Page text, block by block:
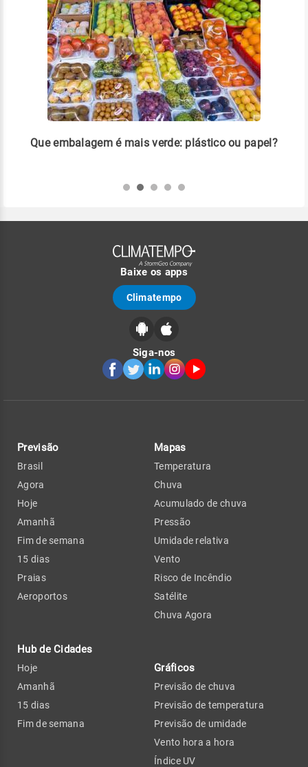
Que embalagem é mais verde: plástico ou papel?
Baixe os apps
Climatempo
Siga-nos
Previsão
Brasil
Agora
Hoje
Amanhã
Fim de semana
15 dias
Praias
Aeroportos
Hub de Cidades
Hoje
Amanhã
15 dias
Fim de semana
Mapas
Temperatura
Chuva
Acumulado de chuva
Pressão
Umidade relativa
Vento
Risco de Incêndio
Satélite
Chuva Agora
Gráficos
Previsão de chuva
Previsão de temperatura
Previsão de umidade
Vento hora a hora
Índice UV